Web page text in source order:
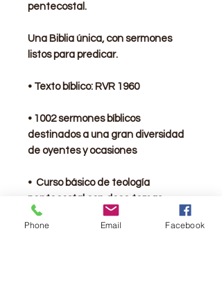
pentecostal.
Una Biblia única, con sermones
listos para predicar.
• Texto bíblico: RVR 1960
• 1002 sermones bíblicos
destinados a una gran diversidad
de oyentes y ocasiones
• Curso básico de teología
pentecostal con doce temas
teológicos
Phone Email Facebook